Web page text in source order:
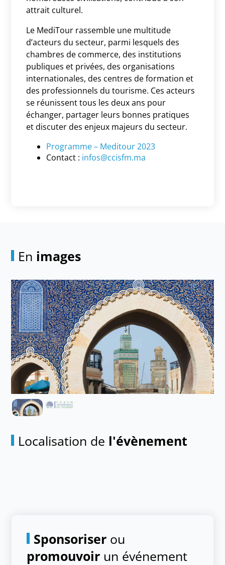
attrait culturel.
Le MediTour rassemble une multitude
d’acteurs du secteur, parmi lesquels des
chambres de commerce, des institutions
publiques et privées, des organisations
internationales, des centres de formation et
des professionnels du tourisme. Ces acteurs
se réunissent tous les deux ans pour
échanger, partager leurs bonnes pratiques
et discuter des enjeux majeurs du secteur.
Programme – Meditour 2023
Contact : infos@ccisfm.ma
En images
Localisation de l'évènement
Sponsoriser ou
promouvoir un événement